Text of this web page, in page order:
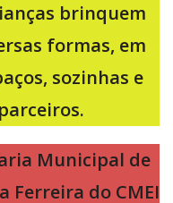
brinquem
formas, em
sozinhas e
Municipal de
Ferreira do CMEI